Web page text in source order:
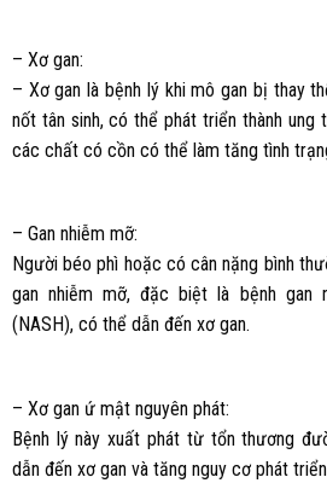
– Xơ gan:
– Xơ gan là bệnh lý khi mô gan bị thay
nốt tân sinh, có thể phát triển thành ung
các chất có cồn có thể làm tăng tình
– Gan nhiễm mỡ:
Người béo phì hoặc có cân nặng bình
gan nhiễm mỡ, đặc biệt là bệnh gan
(NASH), có thể dẫn đến xơ gan.
– Xơ gan ứ mật nguyên phát:
Bệnh lý này xuất phát từ tổn thương
dẫn đến xơ gan và tăng nguy cơ phát